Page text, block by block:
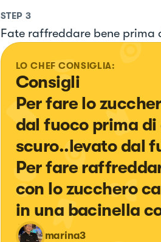
STEP 3
Fate raffreddare bene prima
LO CHEF CONSIGLIA:
Consigli
Per fare lo
dal fuoco prima
scuro..levato dal
Per fare
con lo zucchero
in una bacinella
marina3